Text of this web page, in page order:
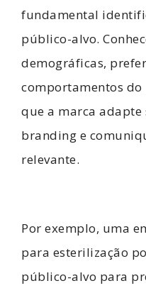
fundamental
público-alvo.
demográficas,
comportamentos
que a marca adapte
branding e
relevante.
Por exemplo, uma
para esterilização
público-alvo para